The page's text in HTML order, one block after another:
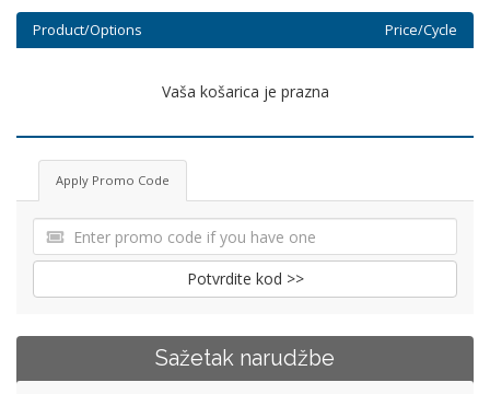
Product/Options Price/Cycle
Vaša košarica je prazna
Apply Promo Code
Potvrdite kod >>
Sažetak narudžbe